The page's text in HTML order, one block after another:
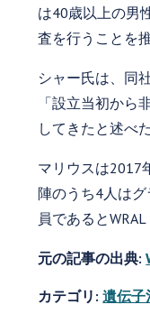
は40歳以上の男
査を行うことを
シャー氏は、同
「設立当初から
してきたと述べた
マリウスは2017
陣のうち4人は
員であるとWRAL
元の記事の出典:
カテゴリ: 遺伝子